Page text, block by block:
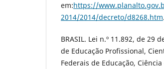
em:https://
2014/2014/decreto/d8268.htm
BRASIL. Lei n.º 11.892, de 29
de Educação Profissional,
Federais de Educação,